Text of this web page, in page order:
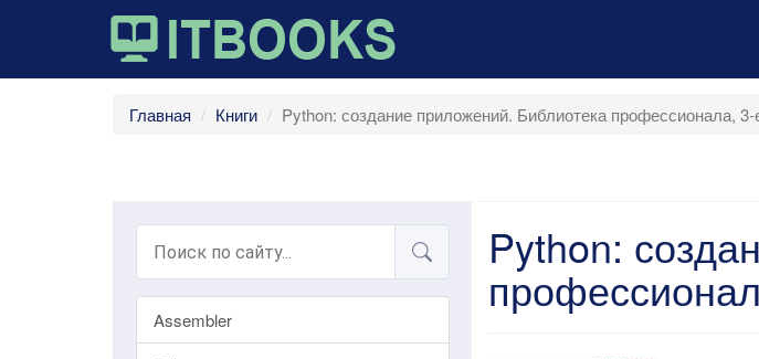
Главная Книги Python: создание приложений. Библиотека профессионала,
Assembler
Python: